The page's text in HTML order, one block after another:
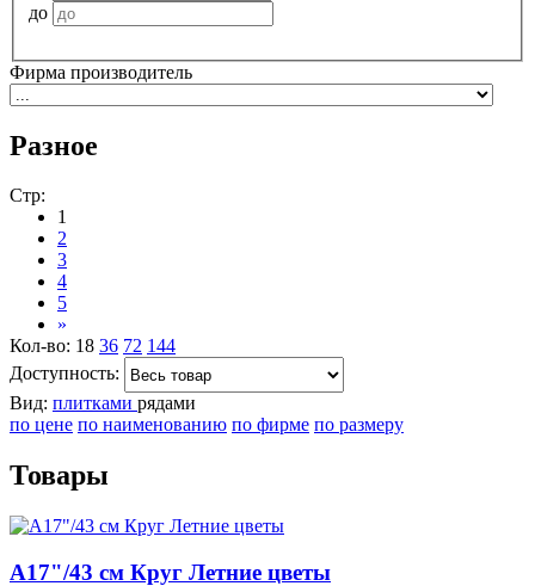
до
Фирма производитель
Разное
Стр:
1
2
3
4
5
»
Кол-во: 18 36 72 144
Доступность:
Вид: плитками рядами
по цене по наименованию по фирме по размеру
Товары
A17"/43 см Круг Летние цветы